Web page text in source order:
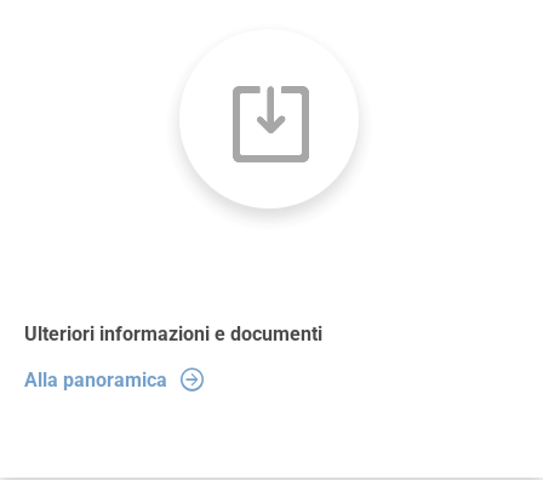
Ulteriori informazioni e documenti
Alla panoramica